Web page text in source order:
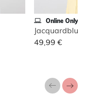
Online Only
Jacquardbluse mit
49,99 €